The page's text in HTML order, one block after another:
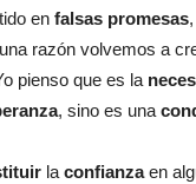
en falsas promesas
razón volvemos a
pienso que es la
, sino es una
la confianzaen